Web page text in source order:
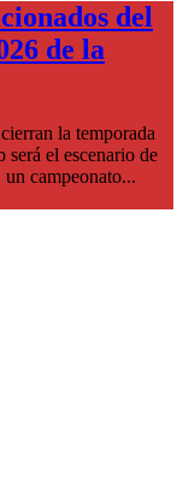
del
de la
la temporada
el escenario de
campeonato...